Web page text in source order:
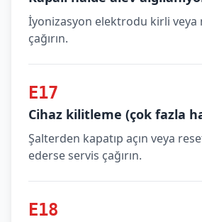
İyonizasyon elektrodu kirli veya
çağırın.
E17
Cihaz kilitleme (çok fazla
Şalterden kapatıp açın veya
ederse servis çağırın.
E18